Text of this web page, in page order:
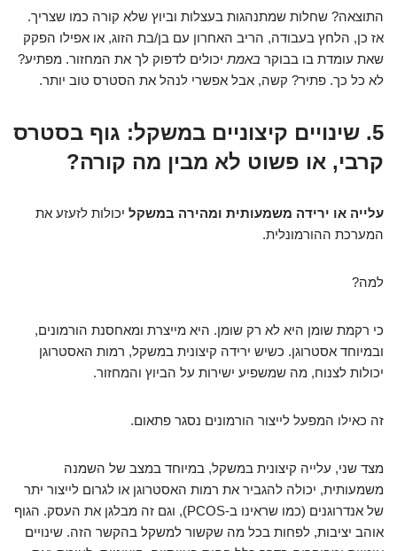
התוצאה? שחלות שמתנהגות בעצלות וביוץ שלא קורה כמו שצריך.
אז כן, הלחץ בעבודה, הריב האחרון עם בן/בת הזוג, או אפילו הפקק
שאת עומדת בו בבוקר באמת יכולים לדפוק לך את המחזור. מפתיע?
לא כל כך. פתיר? קשה, אבל אפשרי לנהל את הסטרס טוב יותר.
5. שינויים קיצוניים במשקל: גוף בסטרס
קרבי, או פשוט לא מבין מה קורה?
עלייה או ירידה משמעותית ומהירה במשקל יכולות לזעזע את
המערכת ההורמונלית.
למה?
כי רקמת שומן היא לא רק שומן. היא מייצרת ומאחסנת הורמונים,
ובמיוחד אסטרוגן. כשיש ירידה קיצונית במשקל, רמות האסטרוגן
יכולות לצנוח, מה שמשפיע ישירות על הביוץ והמחזור.
זה כאילו המפעל לייצור הורמונים נסגר פתאום.
מצד שני, עלייה קיצונית במשקל, במיוחד במצב של השמנה
משמעותית, יכולה להגביר את רמות האסטרוגן או לגרום לייצור יתר
של אנדרוגנים (כמו שראינו ב-PCOS), וגם זה מבלגן את העסק. הגוף
אוהב יציבות, לפחות בכל מה שקשור למשקל בהקשר הזה. שינויים